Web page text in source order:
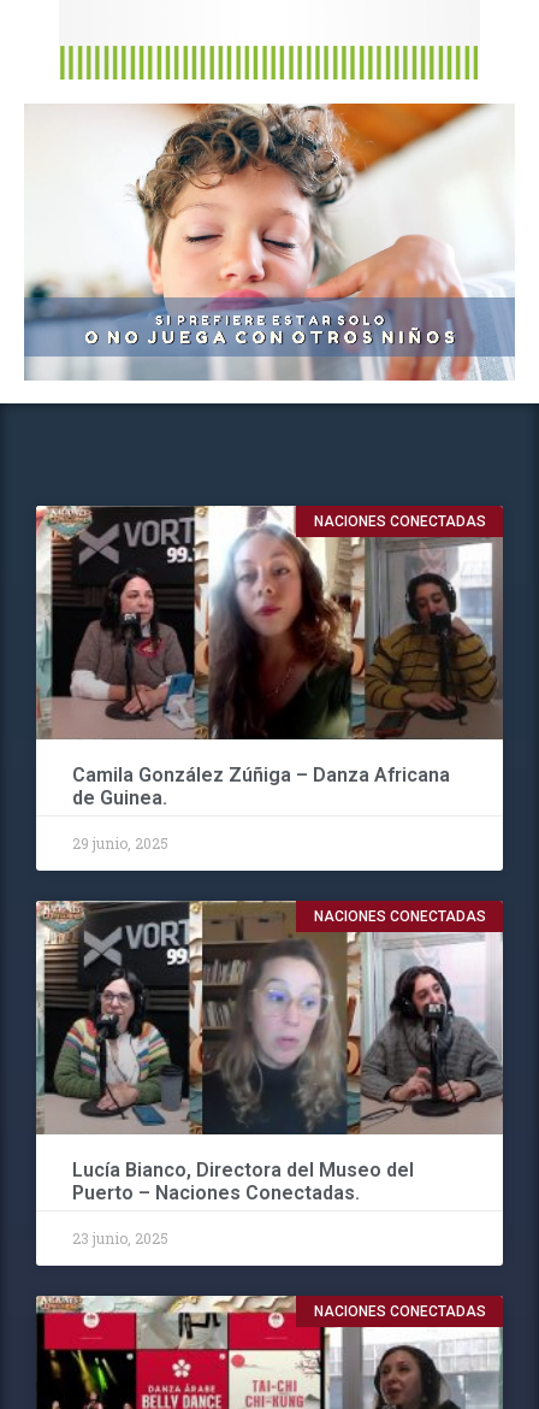
NACIONES CONECTADAS
Camila González Zúñiga – Danza Africana
de Guinea.
29 junio, 2025
NACIONES CONECTADAS
Lucía Bianco, Directora del Museo del
Puerto – Naciones Conectadas.
23 junio, 2025
NACIONES CONECTADAS